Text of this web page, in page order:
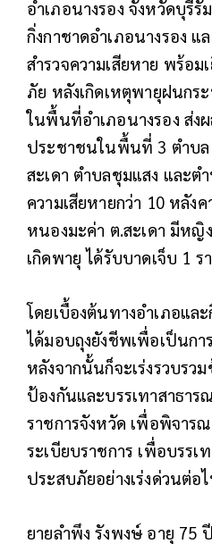
อำเภอนางรอง จังหวัดบุรี
กิ่งกาชาดอำเภอนางรอง
สำรวจความเสียหาย พร้อม
ภัย หลังเกิดเหตุพายุฝนกร
ในพื้นที่อำเภอนางรอง ส่ง
ประชาชนในพื้นที่ 3 ตำบล
สะเดา ตำบลชุมแสง และต
ความเสียหายกว่า 10 หลัง
หนองมะค่า ต.สะเดา มีห
เกิดพายุ ได้รับบาดเจ็บ 1 ร
โดยเบื้องต้นทางอำเภอแล
ได้มอบถุงยังชีพเพื่อเป็นกา
หลังจากนั้นก็จะเร่งรวบรว
ป้องกันและบรรเทาสาธาร
ราชการจังหวัด เพื่อพิจาร
ระเบียบราชการ เพื่อบรรเ
ประสบภัยอย่างเร่งด่วนต่อ
ยายลำพึง รังพงษ์ อายุ 75